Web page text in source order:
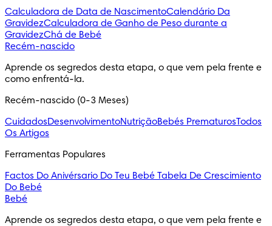
Calculadora de Data de NascimentoCalendário Da
GravidezCalculadora de Ganho de Peso durante a
GravidezChá de Bebé
Recém-nascido
Aprende os segredos desta etapa, o que vem pela frente e
como enfrentá-la.
Recém-nascido (0-3 Meses)
CuidadosDesenvolvimentoNutriçãoBebés PrematurosTodos
Os Artigos
Ferramentas Populares
Factos Do Anivérsario Do Teu Bebé Tabela De Crescimiento
Do Bebé
Bebé
Aprende os segredos desta etapa, o que vem pela frente e